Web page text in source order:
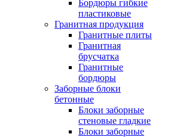
Бордюры гибкие
пластиковые
Гранитная продукция
Гранитные плиты
Гранитная
брусчатка
Гранитные
бордюры
Заборные блоки
бетонные
Блоки заборные
стеновые гладкие
Блоки заборные